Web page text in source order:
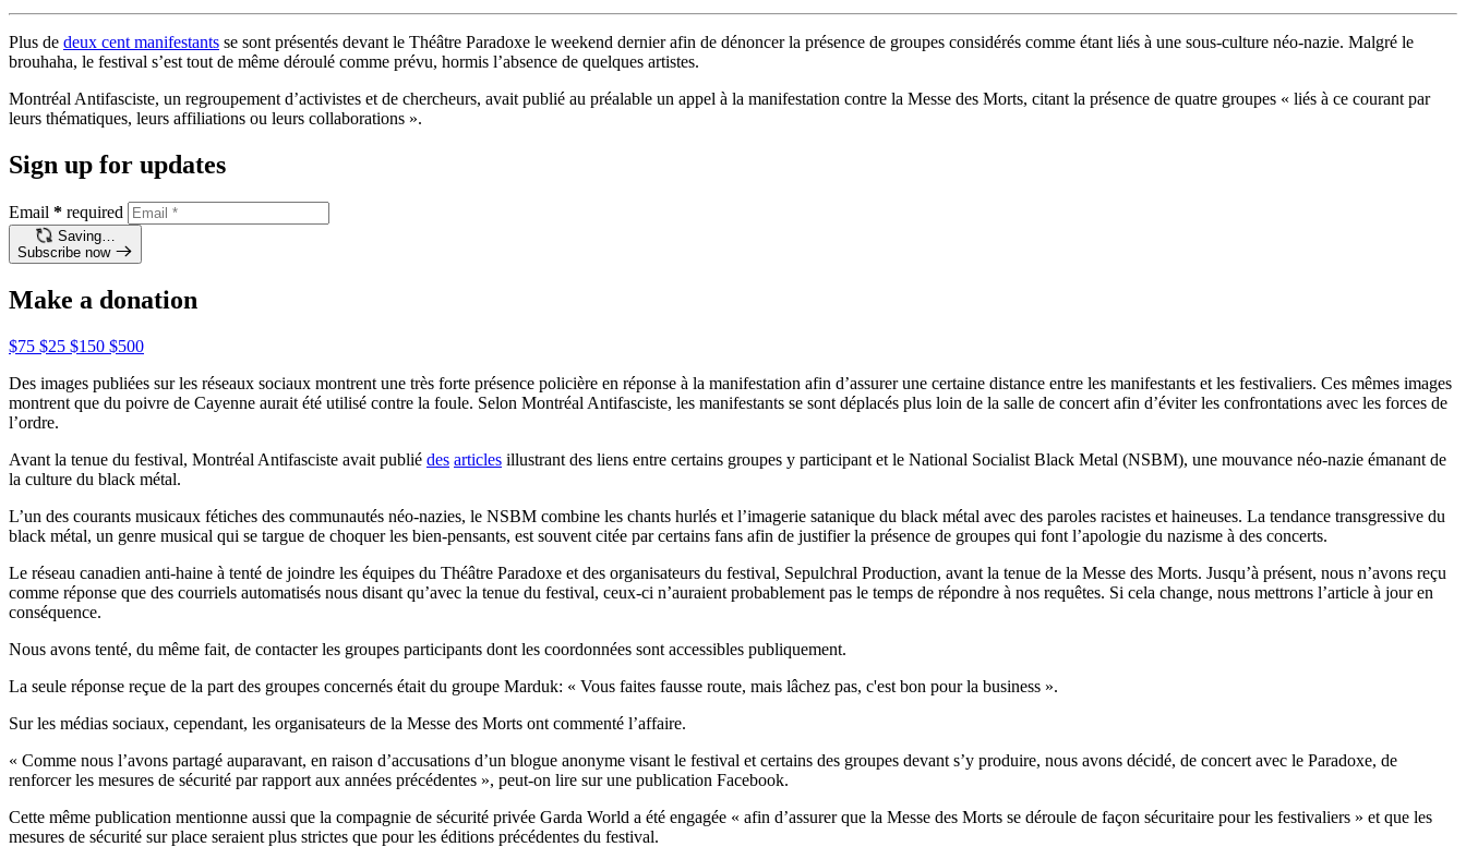
Plus de deux cent manifestants se sont présentés devant le Théâtre Paradoxe le weekend dernier afin de dénoncer la présence de groupes considérés comme étant liés à une sous-culture néo-nazie. Malgré le
brouhaha, le festival s’est tout de même déroulé comme prévu, hormis l’absence de quelques artistes.
Montréal Antifasciste, un regroupement d’activistes et de chercheurs, avait publié au préalable un appel à la manifestation contre la Messe des Morts, citant la présence de quatre groupes « liés à ce courant par
leurs thématiques, leurs affiliations ou leurs collaborations ».
Sign up for updates
Email * required
Saving…
Subscribe now
Make a donation
$75 $25 $150 $500
Des images publiées sur les réseaux sociaux montrent une très forte présence policière en réponse à la manifestation afin d’assurer une certaine distance entre les manifestants et les festivaliers. Ces mêmes images
montrent que du poivre de Cayenne aurait été utilisé contre la foule. Selon Montréal Antifasciste, les manifestants se sont déplacés plus loin de la salle de concert afin d’éviter les confrontations avec les forces de
l’ordre.
Avant la tenue du festival, Montréal Antifasciste avait publié des articles illustrant des liens entre certains groupes y participant et le National Socialist Black Metal (NSBM), une mouvance néo-nazie émanant de
la culture du black métal.
L’un des courants musicaux fétiches des communautés néo-nazies, le NSBM combine les chants hurlés et l’imagerie satanique du black métal avec des paroles racistes et haineuses. La tendance transgressive du
black métal, un genre musical qui se targue de choquer les bien-pensants, est souvent citée par certains fans afin de justifier la présence de groupes qui font l’apologie du nazisme à des concerts.
Le réseau canadien anti-haine à tenté de joindre les équipes du Théâtre Paradoxe et des organisateurs du festival, Sepulchral Production, avant la tenue de la Messe des Morts. Jusqu’à présent, nous n’avons reçu
comme réponse que des courriels automatisés nous disant qu’avec la tenue du festival, ceux-ci n’auraient probablement pas le temps de répondre à nos requêtes. Si cela change, nous mettrons l’article à jour en
conséquence.
Nous avons tenté, du même fait, de contacter les groupes participants dont les coordonnées sont accessibles publiquement.
La seule réponse reçue de la part des groupes concernés était du groupe Marduk: « Vous faites fausse route, mais lâchez pas, c'est bon pour la business ».
Sur les médias sociaux, cependant, les organisateurs de la Messe des Morts ont commenté l’affaire.
« Comme nous l’avons partagé auparavant, en raison d’accusations d’un blogue anonyme visant le festival et certains des groupes devant s’y produire, nous avons décidé, de concert avec le Paradoxe, de
renforcer les mesures de sécurité par rapport aux années précédentes », peut-on lire sur une publication Facebook.
Cette même publication mentionne aussi que la compagnie de sécurité privée Garda World a été engagée « afin d’assurer que la Messe des Morts se déroule de façon sécuritaire pour les festivaliers » et que les
mesures de sécurité sur place seraient plus strictes que pour les éditions précédentes du festival.